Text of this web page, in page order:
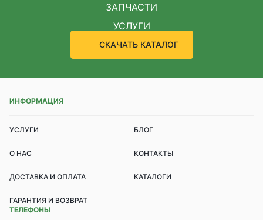
ЗАПЧАСТИ
УСЛУГИ
СКАЧАТЬ КАТАЛОГ
ИНФОРМАЦИЯ
УСЛУГИ БЛОГ
О НАС КОНТАКТЫ
ДОСТАВКА И ОПЛАТА КАТАЛОГИ
ГАРАНТИЯ И ВОЗВРАТ
ТЕЛЕФОНЫ